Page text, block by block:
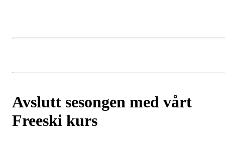
Avslutt sesongen med vårt
Freeski kurs